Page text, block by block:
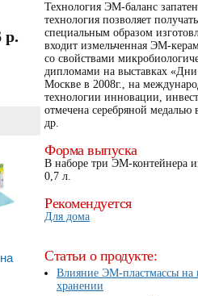
р.
Технология ЭМ-баланс
технология позволяет
специальным образом
входит измельченная ЭМ-
со свойствами
дипломами на выставках «Дни
Москве в 2008г., на
технологии инновации,
отмечена серебряной
др.
Форма выпуска
В наборе три ЭМ-контейнера
0,7 л.
Рекомендуется
Для дома
Статьи о продукте:
Влияние ЭМ-пластмассы на
хранении